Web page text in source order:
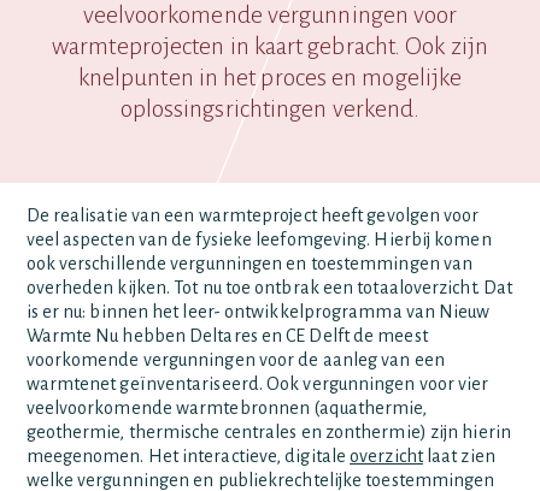
veelvoorkomende vergunningen voor
warmteprojecten in kaart gebracht. Ook zijn
knelpunten in het proces en mogelijke
oplossingsrichtingen verkend.
De realisatie van een warmteproject heeft gevolgen voor
veel aspecten van de fysieke leefomgeving. Hierbij komen
ook verschillende vergunningen en toestemmingen van
overheden kijken. Tot nu toe ontbrak een totaaloverzicht. Dat
is er nu: binnen het leer- ontwikkelprogramma van Nieuw
Warmte Nu hebben Deltares en CE Delft de meest
voorkomende vergunningen voor de aanleg van een
warmtenet geïnventariseerd. Ook vergunningen voor vier
veelvoorkomende warmtebronnen (aquathermie,
geothermie, thermische centrales en zonthermie) zijn hierin
meegenomen. Het interactieve, digitaleoverzichtlaat zien
welke vergunningen en publiekrechtelijke toestemmingen